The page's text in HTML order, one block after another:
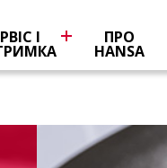
І ПРО
HANSA